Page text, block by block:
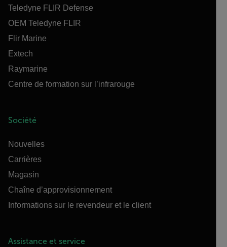
Teledyne FLIR Defense
OEM Teledyne FLIR
Flir Marine
Extech
Raymarine
Centre de formation sur l’infrarouge
Société
Nouvelles
Carrières
Magasin
Chaîne d’approvisionnement
Informations sur le revendeur et le client
Assistance et service